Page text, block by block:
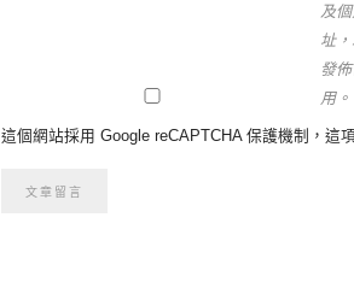
及
址
發
用。
這個網站採用 Google reCAPTCHA 保護機制，這